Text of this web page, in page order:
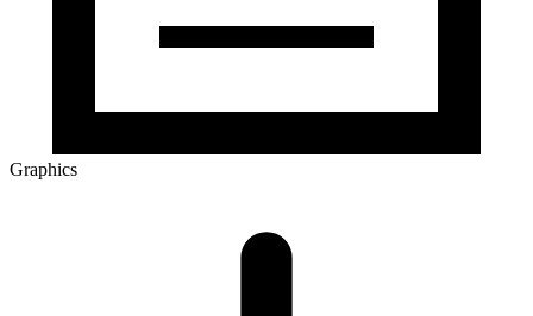
Graphics